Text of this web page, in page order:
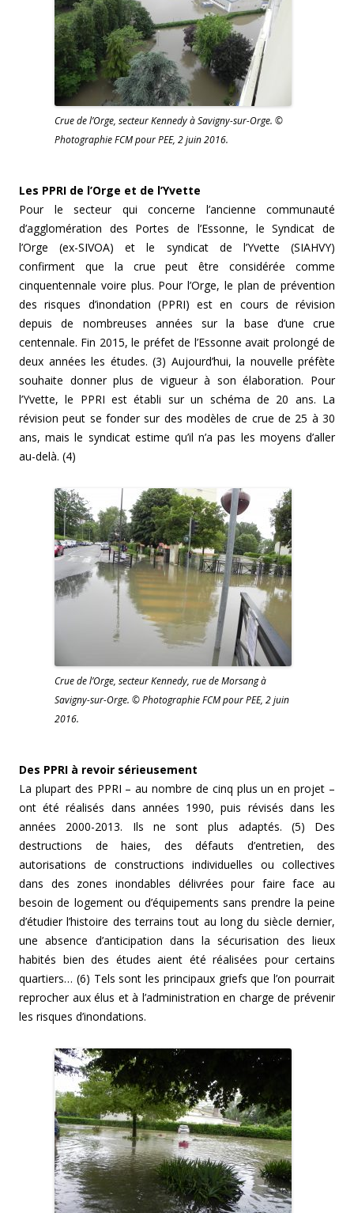
Crue de l’Orge, secteur Kennedy à Savigny-sur-Orge. ©
Photographie FCM pour PEE, 2 juin 2016.
Les PPRI de l’Orge et de l’Yvette
Pour le secteur qui concerne l’ancienne communauté
d’agglomération des Portes de l’Essonne, le Syndicat de
l’Orge (ex-SIVOA) et le syndicat de l’Yvette (SIAHVY)
confirment que la crue peut être considérée comme
cinquentennale voire plus. Pour l’Orge, le plan de prévention
des risques d’inondation (PPRI) est en cours de révision
depuis de nombreuses années sur la base d’une crue
centennale. Fin 2015, le préfet de l’Essonne avait prolongé de
deux années les études. (3) Aujourd’hui, la nouvelle préfète
souhaite donner plus de vigueur à son élaboration. Pour
l’Yvette, le PPRI est établi sur un schéma de 20 ans. La
révision peut se fonder sur des modèles de crue de 25 à 30
ans, mais le syndicat estime qu’il n’a pas les moyens d’aller
au-delà. (4)
Crue de l’Orge, secteur Kennedy, rue de Morsang à
Savigny-sur-Orge. © Photographie FCM pour PEE, 2 juin
2016.
Des PPRI à revoir sérieusement
La plupart des PPRI – au nombre de cinq plus un en projet –
ont été réalisés dans années 1990, puis révisés dans les
années 2000-2013. Ils ne sont plus adaptés. (5) Des
destructions de haies, des défauts d’entretien, des
autorisations de constructions individuelles ou collectives
dans des zones inondables délivrées pour faire face au
besoin de logement ou d’équipements sans prendre la peine
d’étudier l’histoire des terrains tout au long du siècle dernier,
une absence d’anticipation dans la sécurisation des lieux
habités bien des études aient été réalisées pour certains
quartiers… (6) Tels sont les principaux griefs que l’on pourrait
reprocher aux élus et à l’administration en charge de prévenir
les risques d’inondations.